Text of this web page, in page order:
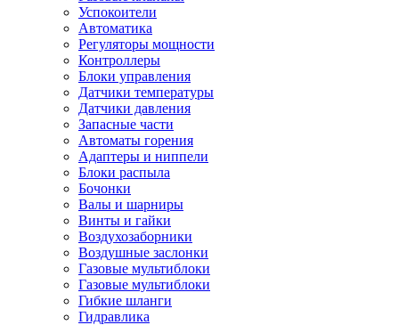
Успокоители
Автоматика
Регуляторы мощности
Контроллеры
Блоки управления
Датчики температуры
Датчики давления
Запасные части
Автоматы горения
Адаптеры и ниппели
Блоки распыла
Бочонки
Валы и шарниры
Винты и гайки
Воздухозаборники
Воздушные заслонки
Газовые мультиблоки
Газовые мультиблоки
Гибкие шланги
Гидравлика